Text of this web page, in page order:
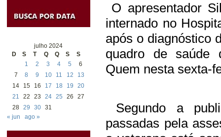
julho 2024
D
S T Q Q S
S
1
2 3 4 5
6
7
8 9 10 11 12
13
14
15 16 17 18 19
20
21
22 23 24 25 26
27
28 29 30 31
« jun
ago »
O apresentador
internado no
após o diagnóstico
quadro de saúde
Quem nesta sexta-
Segundo a
passadas pela